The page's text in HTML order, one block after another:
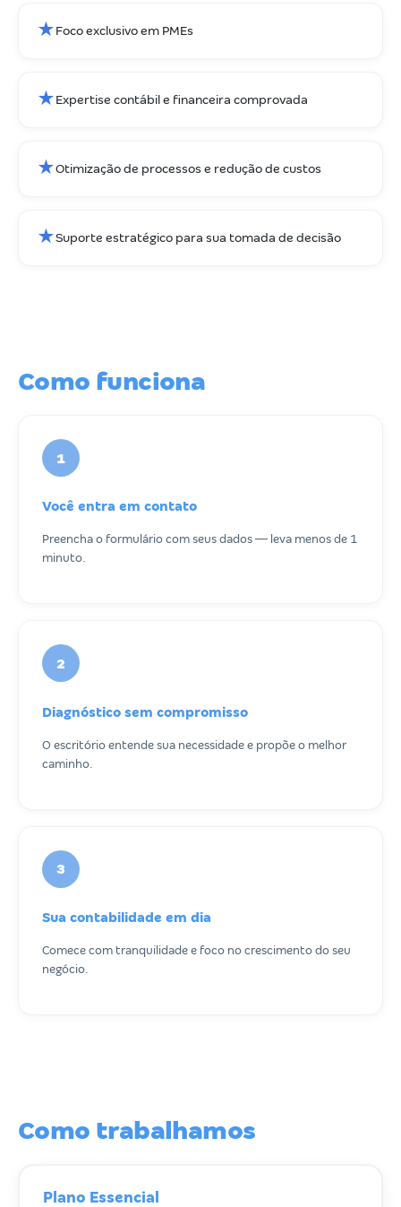
★Foco exclusivo em PMEs
★Expertise contábil e financeira comprovada
★Otimização de processos e redução de custos
★Suporte estratégico para sua tomada de decisão
Como funciona
1
Você entra em contato
Preencha o formulário com seus dados — leva menos de 1
minuto.
2
Diagnóstico sem compromisso
O escritório entende sua necessidade e propõe o melhor
caminho.
3
Sua contabilidade em dia
Comece com tranquilidade e foco no crescimento do seu
negócio.
Como trabalhamos
Plano Essencial